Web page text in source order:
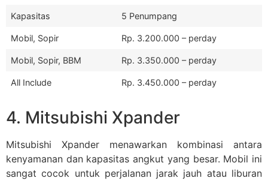
Kapasitas 5 Penumpang
Mobil, Sopir Rp. 3.200.000 – perday
Mobil, Sopir, BBM Rp. 3.350.000 – perday
All Include Rp. 3.450.000 – perday
4. Mitsubishi Xpander
Mitsubishi Xpander menawarkan kombinasi antara
kenyamanan dan kapasitas angkut yang besar. Mobil ini
sangat cocok untuk perjalanan jarak jauh atau liburan